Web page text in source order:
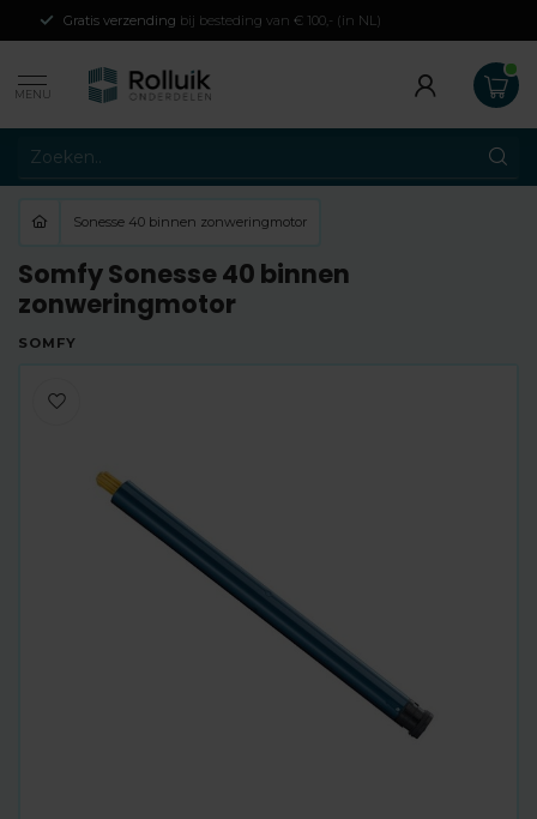
Gratis verzending bij besteding van € 100,- (in NL)
MENU
Sonesse 40 binnen zonweringmotor
Somfy Sonesse 40 binnen
zonweringmotor
SOMFY